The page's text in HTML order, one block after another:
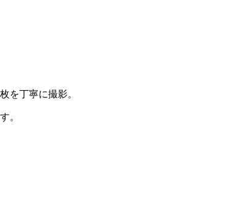
を丁寧に撮影。
。